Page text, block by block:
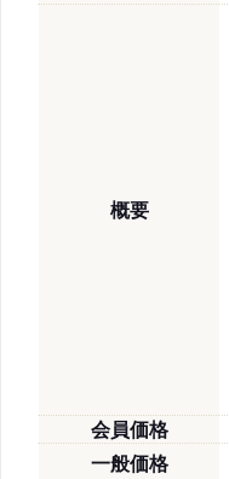
概要
会員価格
一般価格